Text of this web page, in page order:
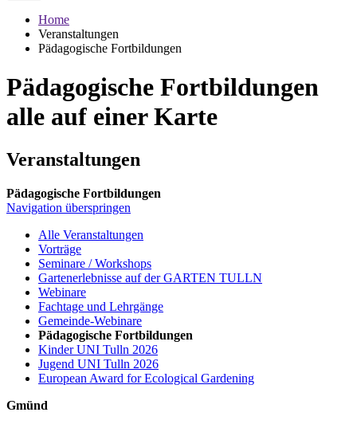
Home
Veranstaltungen
Pädagogische Fortbildungen
Pädagogische Fortbildungen
alle auf einer Karte
Veranstaltungen
Pädagogische Fortbildungen
Navigation überspringen
Alle Veranstaltungen
Vorträge
Seminare / Workshops
Gartenerlebnisse auf der GARTEN TULLN
Webinare
Fachtage und Lehrgänge
Gemeinde-Webinare
Pädagogische Fortbildungen
Kinder UNI Tulln 2026
Jugend UNI Tulln 2026
European Award for Ecological Gardening
Gmünd